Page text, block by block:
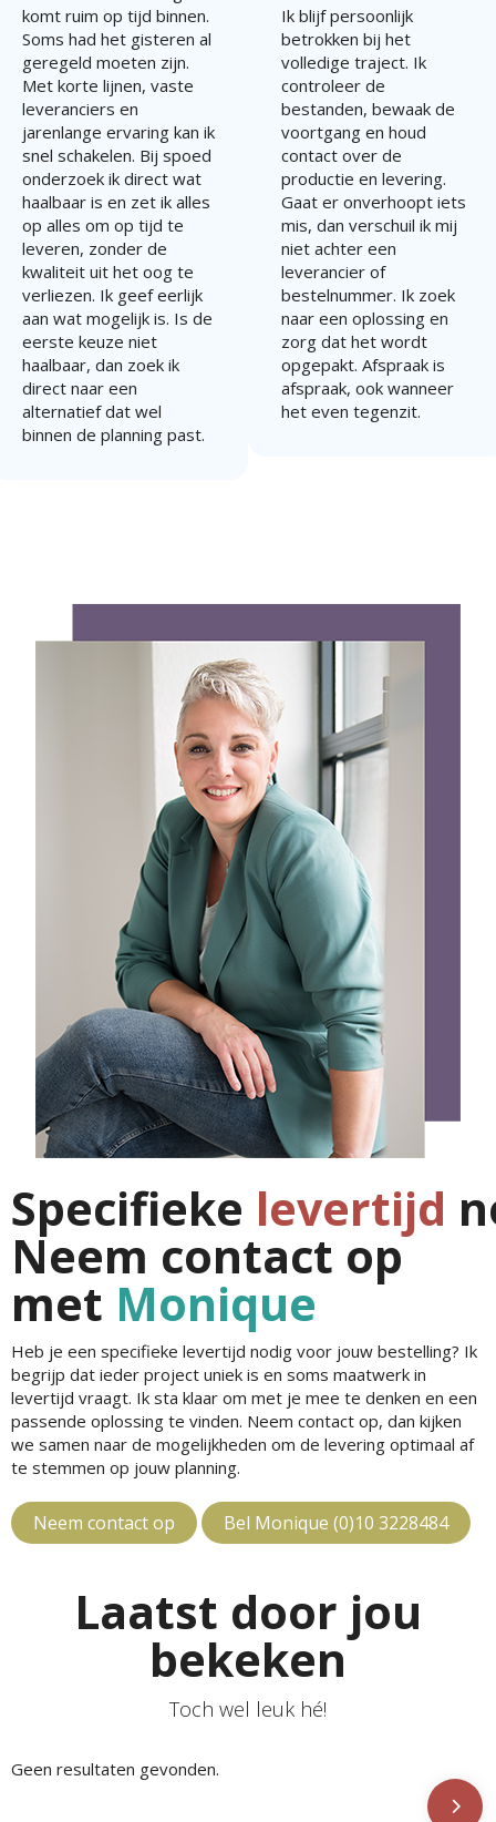
komt ruim op tijd binnen.
Soms had het gisteren al
geregeld moeten zijn.
Met korte lijnen, vaste
leveranciers en
jarenlange ervaring kan ik
snel schakelen. Bij spoed
onderzoek ik direct wat
haalbaar is en zet ik alles
op alles om op tijd te
leveren, zonder de
kwaliteit uit het oog te
verliezen. Ik geef eerlijk
aan wat mogelijk is. Is de
eerste keuze niet
haalbaar, dan zoek ik
direct naar een
alternatief dat wel
binnen de planning past.
Ik blijf persoonlijk
betrokken bij het
volledige traject. Ik
controleer de
bestanden, bewaak de
voortgang en houd
contact over de
productie en levering.
Gaat er onverhoopt iets
mis, dan verschuil ik mij
niet achter een
leverancier of
bestelnummer. Ik zoek
naar een oplossing en
zorg dat het wordt
opgepakt. Afspraak is
afspraak, ook wanneer
het even tegenzit.
Specifieke levertijd
Neem contact op
met Monique
Heb je een specifieke levertijd nodig voor jouw bestelling? Ik
begrijp dat ieder project uniek is en soms maatwerk in
levertijd vraagt. Ik sta klaar om met je mee te denken en een
passende oplossing te vinden. Neem contact op, dan kijken
we samen naar de mogelijkheden om de levering optimaal af
te stemmen op jouw planning.
Neem contact op Bel Monique (0)10 3228484
Laatst door jou
bekeken
Toch wel leuk hé!
Geen resultaten gevonden.